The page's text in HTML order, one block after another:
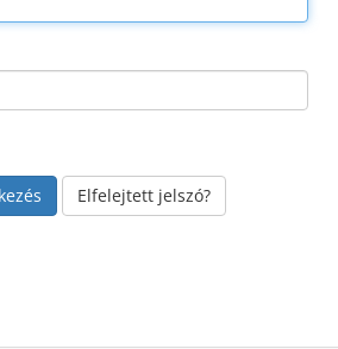
Elfelejtett jelszó?